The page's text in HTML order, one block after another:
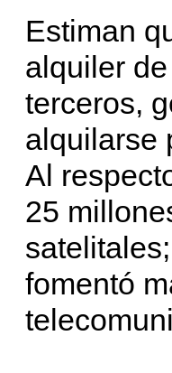
Estiman
alquiler
terceros,
alquilarse
Al
25
fomentó